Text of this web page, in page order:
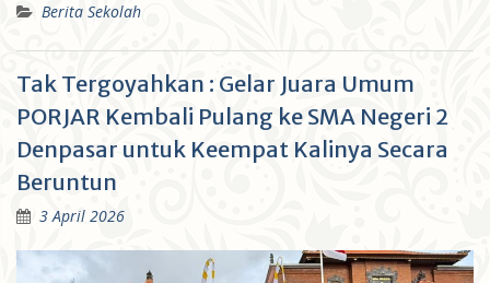
Berita Sekolah
Tak Tergoyahkan : Gelar Juara Umum
PORJAR Kembali Pulang ke SMA Negeri 2
Denpasar untuk Keempat Kalinya Secara
Beruntun
3 April 2026